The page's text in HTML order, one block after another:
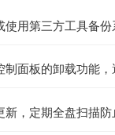
使用第三方工具备
制面板的卸载功能
新，定期全盘扫描